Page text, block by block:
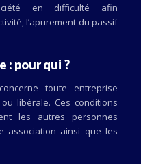
en difficulté afin
l’apurement du passif
: pour qui ?
toute entreprise
libérale. Ces conditions
les autres personnes
association ainsi que les